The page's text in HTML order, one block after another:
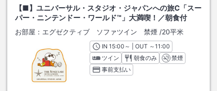
【■】ユニバーサル・スタジオ・ジャパンへの旅C「スー
パー・ニンテンドー・ワールド™」大満喫！／朝食付
お部屋： エグゼクティブ ソファツイン 禁煙 /20平米
INチェックイン
15:00 ～ | OUT チェックアウト
～11:00
ツイン
朝食のみ
禁煙
事前支払い